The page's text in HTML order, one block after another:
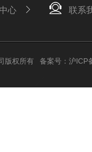
心 联系
版权所有 备案号：沪ICP